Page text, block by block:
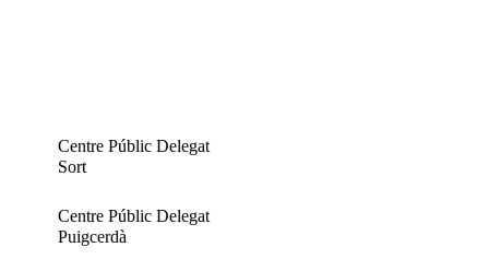
Centre Públic Delegat
Sort
Centre Públic Delegat
Puigcerdà